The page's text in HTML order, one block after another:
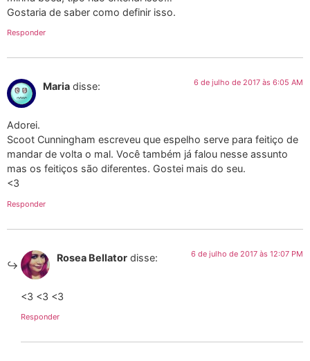
Gostaria de saber como definir isso.
Responder
Maria disse: 6 de julho de 2017 às 6:05 AM
Adorei.
Scoot Cunningham escreveu que espelho serve para feitiço de
mandar de volta o mal. Você também já falou nesse assunto
mas os feitiços são diferentes. Gostei mais do seu.
<3
Responder
Rosea Bellator disse: 6 de julho de 2017 às 12:07 PM
<3 <3 <3
Responder